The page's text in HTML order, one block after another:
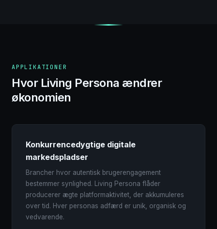
APPLIKATIONER
Hvor Living Persona ændrer
økonomien
Konkurrencedygtige digitale
markedspladser
Brancher hvor autentisk brugerengagement
bestemmer synlighed. Living Persona flåder
producerer ægte platformaktivitet, der akkumuleres
over tid. Hver personas adfærd er unik, organisk og
vedvarende.